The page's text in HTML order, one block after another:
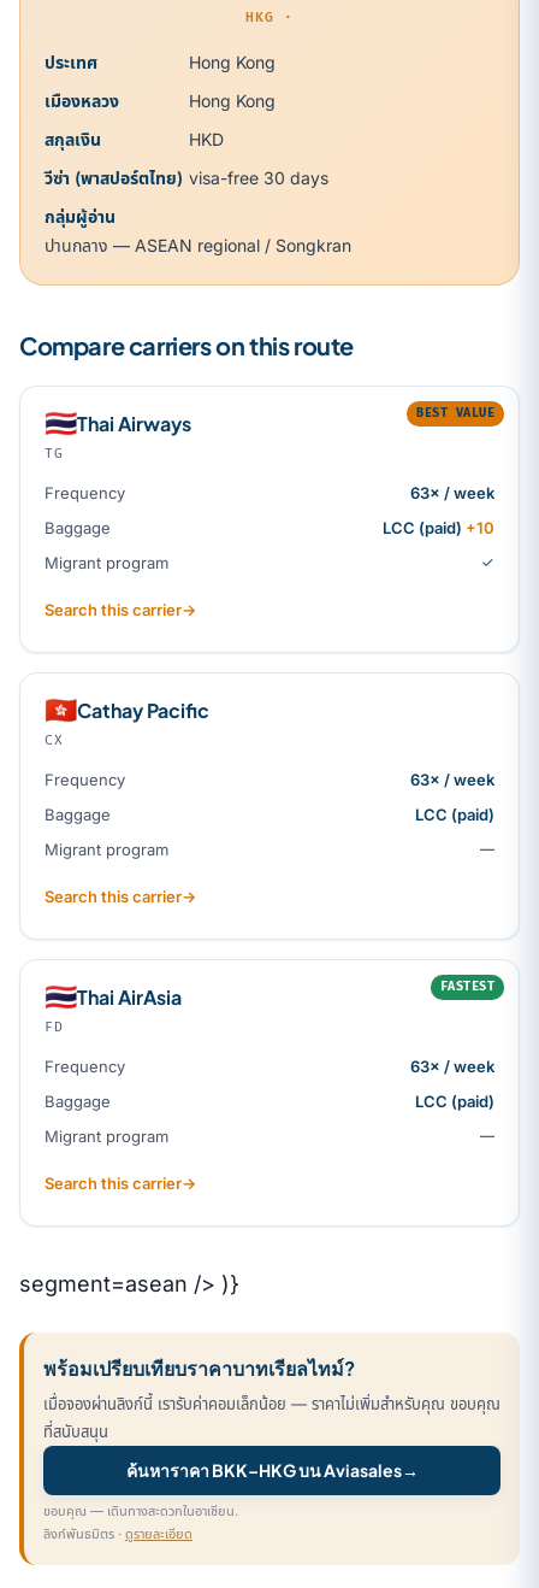
HKG ·
ประเทศ
Hong Kong
เมืองหลวง
Hong Kong
สกุลเงิน
HKD
วีซ่า (พาสปอร์ตไทย) visa-free 30 days
กลุ่มผู้อ่าน
ปานกลาง — ASEAN regional / Songkran
Compare carriers on this route
BEST VALUE
🇹🇭Thai Airways
TG
Frequency
63× / week
Baggage
LCC (paid) +10
Migrant program
✓
Search this carrier→
🇭🇰Cathay Pacific
CX
Frequency
63× / week
Baggage
LCC (paid)
Migrant program
—
Search this carrier→
FASTEST
🇹🇭Thai AirAsia
FD
Frequency
63× / week
Baggage
LCC (paid)
Migrant program
—
Search this carrier→
segment=asean /> )}
พร้อมเปรียบเทียบราคาบาทเรียลไทม์?
เมื่อจองผ่านลิงก์นี้ เรารับค่าคอมเล็กน้อย — ราคาไม่เพิ่มสำหรับคุณ ขอบคุณ
ที่สนับสนุน
ค้นหาราคา BKK–HKG บน Aviasales→
ขอบคุณ — เดินทางสะดวกในอาเซียน.
ลิงก์พันธมิตร · ดูรายละเอียด